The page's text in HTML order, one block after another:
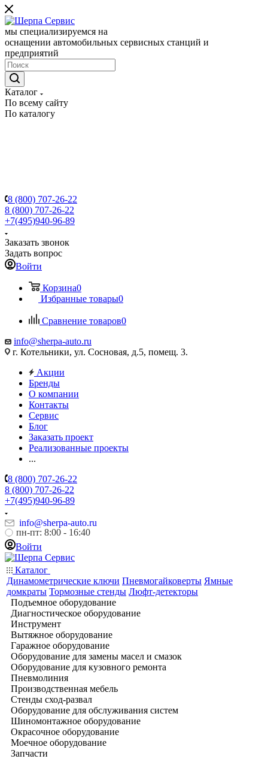
мы специализируемся на
оснащении автомобильных сервисных станций и
предприятий
Каталог
По всему сайту
По каталогу
8 (800) 707-26-22
8 (800) 707-26-22
+7(495)940-96-89
Заказать звонок
Задать вопрос
Войти
Корзина0
Избранные товары0
Сравнение товаров0
info@sherpa-auto.ru
г. Котельники, ул. Сосновая, д.5, помещ. 3.
Акции
Бренды
О компании
Контакты
Сервис
Блог
Заказать проект
Реализованные проекты
...
8 (800) 707-26-22
8 (800) 707-26-22
+7(495)940-96-89
info@sherpa-auto.ru
пн-пт: 8:00 - 16:40
Войти
Каталог
Динамометрические ключи Пневмогайковерты Ямные
домкраты Тормозные стенды Люфт-детекторы
Подъемное оборудование
Диагностическое оборудование
Инструмент
Вытяжное оборудование
Гаражное оборудование
Оборудование для замены масел и смазок
Оборудование для кузовного ремонта
Пневмолиния
Производственная мебель
Стенды сход-развал
Оборудование для обслуживания систем
Шиномонтажное оборудование
Окрасочное оборудование
Моечное оборудование
Запчасти